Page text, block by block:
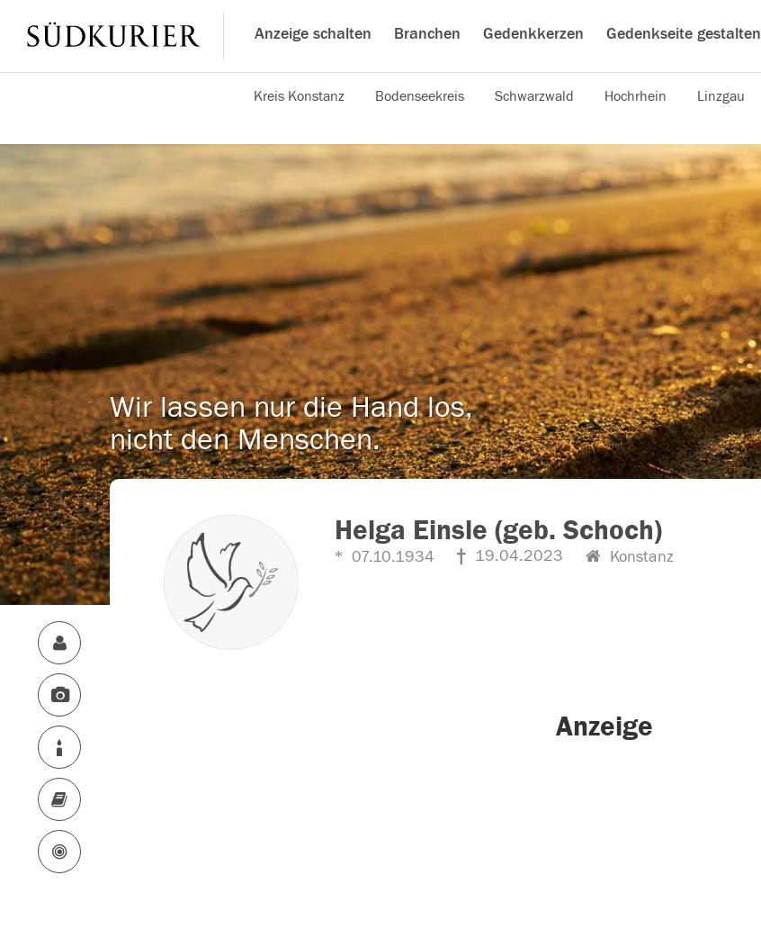
Anzeige schalten Branchen Gedenkkerzen Gedenkseite gestalten
Kreis Konstanz Bodenseekreis Schwarzwald Hochrhein Linzgau
Wir lassen nur die Hand los,
nicht den Menschen.
Helga Einsle (geb. Schoch)
07.10.1934 19.04.2023 Konstanz
Anzeige